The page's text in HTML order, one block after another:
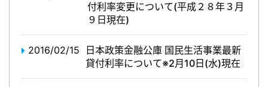
付利率変更について(平成２８年３月
９日現在)
2016/02/15
日本政策金融公庫 国民生活事業最新
貸付利率について※2月10日(水)現在